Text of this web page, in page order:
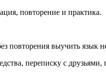
повторение и практика.
повторения выучить
переписку с